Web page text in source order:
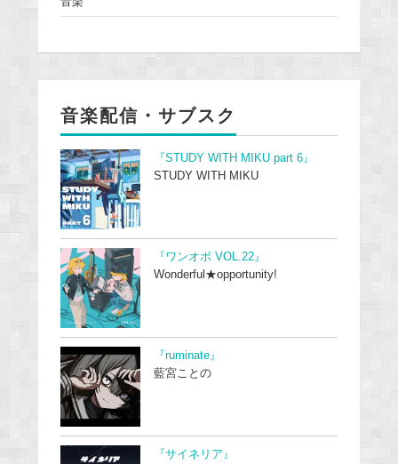
音楽配信・サブスク
『STUDY WITH MIKU part 6』
STUDY WITH MIKU
『ワンオポ VOL.22』
Wonderful★opportunity!
『ruminate』
藍宮ことの
『サイネリア』